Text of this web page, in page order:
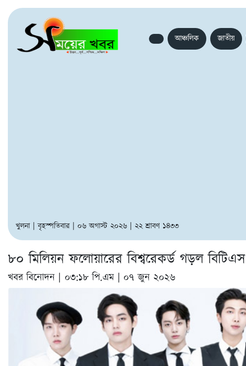
আঞ্চলিক জাতীয়
খুলনা | বৃহস্পতিবার | ০৬ অগাস্ট ২০২৬ | ২২ শ্রাবণ ১৪৩৩
৮০ মিলিয়ন ফলোয়ারের বিশ্বরেকর্ড গড়ল বিটিএস
খবর বিনোদন | ০৩:১৮ পি.এম | ০৭ জুন ২০২৬